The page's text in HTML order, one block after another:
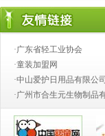
·四家省级协会协商共建“
·交流学习、开拓进取 ——
·共抗疫情 婴童人付出大
·广东第二批“婴童用品安
·广东省孕婴童用品协会
·广东省轻工业协会
·童装加盟网
·中山爱护日用品有限公司
·广州市合生元生物制品